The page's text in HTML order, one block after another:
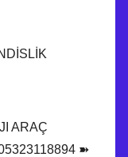
ARAÇ
➽